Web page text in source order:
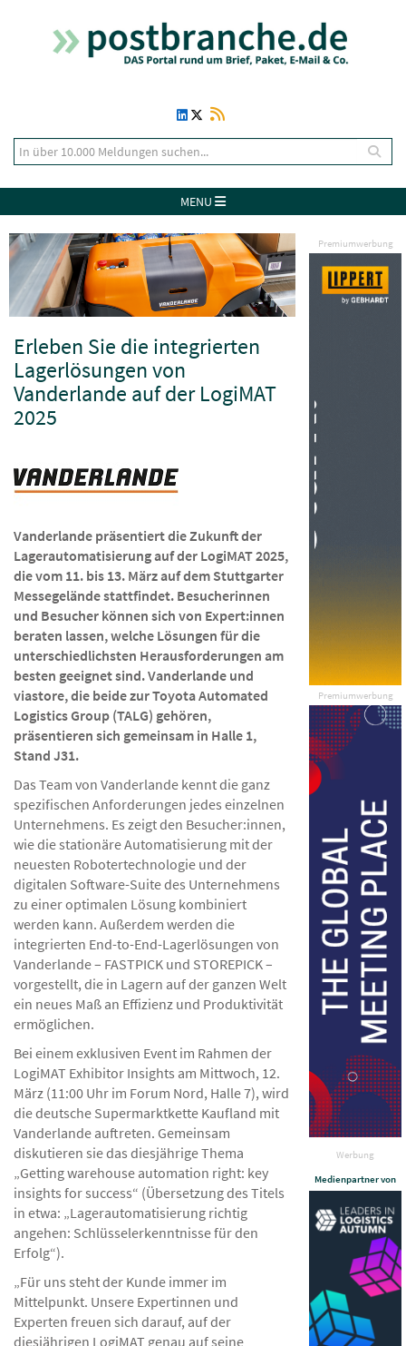
MENU
Premiumwerbung
Premiumwerbung
Werbung
Medienpartner von
Erleben Sie die integrierten
Lagerlösungen von
Vanderlande auf der LogiMAT
2025
Vanderlande präsentiert die Zukunft der
Lagerautomatisierung auf der LogiMAT 2025,
die vom 11. bis 13. März auf dem Stuttgarter
Messegelände stattfindet. Besucherinnen
und Besucher können sich von Expert:innen
beraten lassen, welche Lösungen für die
unterschiedlichsten Herausforderungen am
besten geeignet sind. Vanderlande und
viastore, die beide zur Toyota Automated
Logistics Group (TALG) gehören,
präsentieren sich gemeinsam in Halle 1,
Stand J31.
Das Team von Vanderlande kennt die ganz
spezifischen Anforderungen jedes einzelnen
Unternehmens. Es zeigt den Besucher:innen,
wie die stationäre Automatisierung mit der
neuesten Robotertechnologie und der
digitalen Software-Suite des Unternehmens
zu einer optimalen Lösung kombiniert
werden kann. Außerdem werden die
integrierten End-to-End-Lagerlösungen von
Vanderlande – FASTPICK und STOREPICK –
vorgestellt, die in Lagern auf der ganzen Welt
ein neues Maß an Effizienz und Produktivität
ermöglichen.
Bei einem exklusiven Event im Rahmen der
LogiMAT Exhibitor Insights am Mittwoch, 12.
März (11:00 Uhr im Forum Nord, Halle 7), wird
die deutsche Supermarktkette Kaufland mit
Vanderlande auftreten. Gemeinsam
diskutieren sie das diesjährige Thema
„Getting warehouse automation right: key
insights for success“ (Übersetzung des Titels
in etwa: „Lagerautomatisierung richtig
angehen: Schlüsselerkenntnisse für den
Erfolg“).
„Für uns steht der Kunde immer im
Mittelpunkt. Unsere Expertinnen und
Experten freuen sich darauf, auf der
diesjährigen LogiMAT genau auf seine